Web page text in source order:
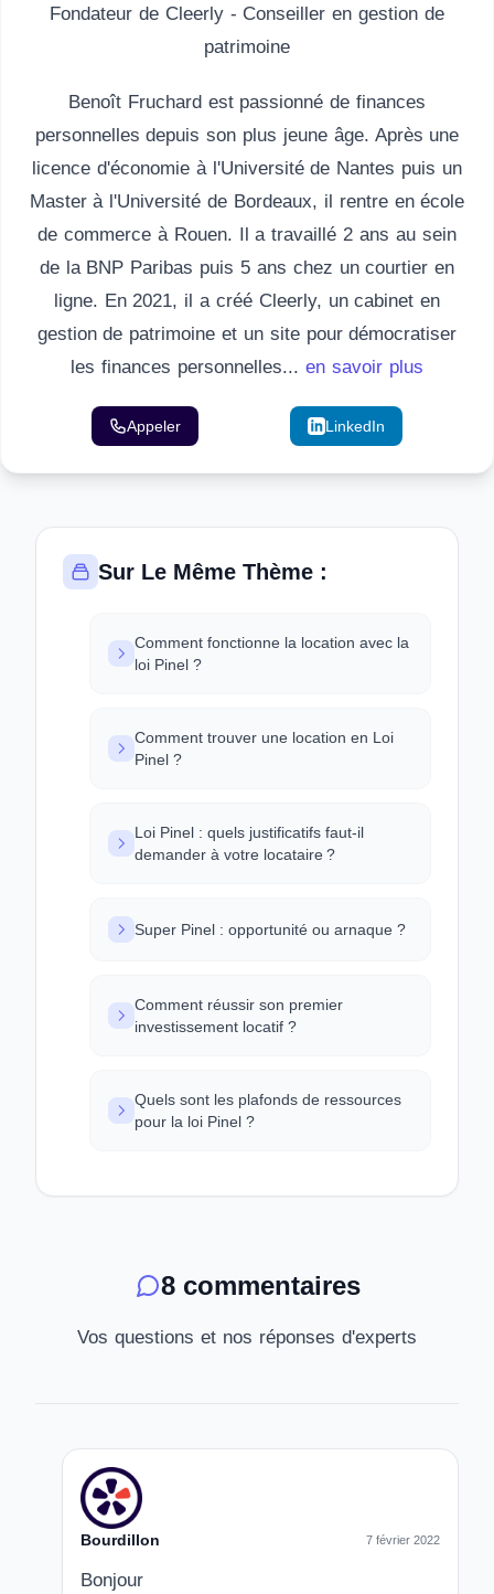
Fondateur de Cleerly - Conseiller en gestion de
patrimoine
Benoît Fruchard est passionné de finances
personnelles depuis son plus jeune âge. Après une
licence d'économie à l'Université de Nantes puis un
Master à l'Université de Bordeaux, il rentre en école
de commerce à Rouen. Il a travaillé 2 ans au sein
de la BNP Paribas puis 5 ans chez un courtier en
ligne. En 2021, il a créé Cleerly, un cabinet en
gestion de patrimoine et un site pour démocratiser
les finances personnelles... en savoir plus
Appeler LinkedIn
Sur Le Même Thème :
Comment fonctionne la location avec la
loi Pinel ?
Comment trouver une location en Loi
Pinel ?
Loi Pinel : quels justificatifs faut-il
demander à votre locataire ?
Super Pinel : opportunité ou arnaque ?
Comment réussir son premier
investissement locatif ?
Quels sont les plafonds de ressources
pour la loi Pinel ?
8 commentaires
Vos questions et nos réponses d'experts
Bourdillon 7 février 2022
Bonjour